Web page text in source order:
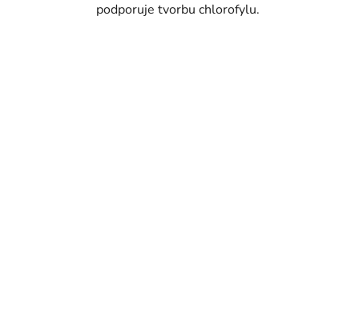
podporuje tvorbu chlorofylu.